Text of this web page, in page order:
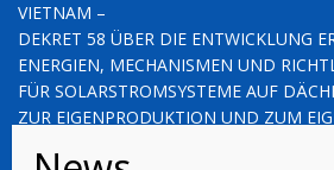
VIETNAM –
DEKRET 58 ÜBER DIE ENTWICKLUNG
ENERGIEN, MECHANISMEN UND
FÜR SOLARSTROMSYSTEME AUF
ZUR EIGENPRODUKTION UND ZUM
VIETNAM – NEUIGKEITEN UND